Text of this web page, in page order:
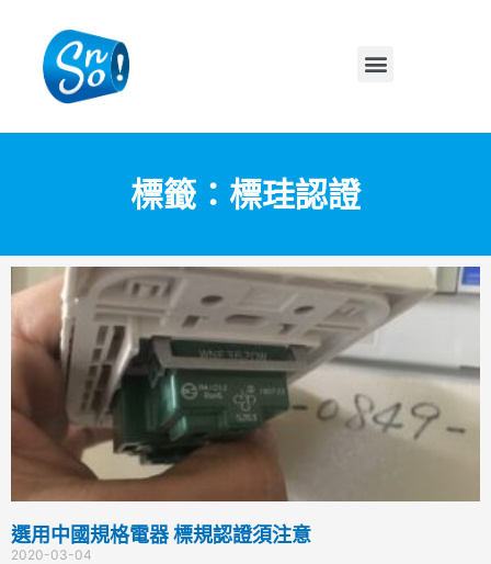
標籤：標珪認證
選用中國規格電器 標規認證須注意
2020-03-04